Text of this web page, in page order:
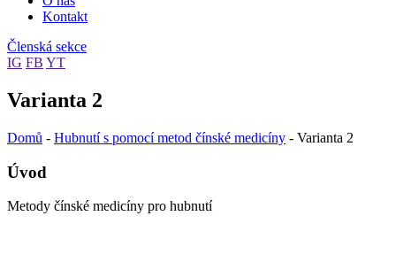
Kontakt
Členská sekce
IG FB YT
Varianta 2
Domů - Hubnutí s pomocí metod čínské medicíny - Varianta 2
Úvod
Metody čínské medicíny pro hubnutí